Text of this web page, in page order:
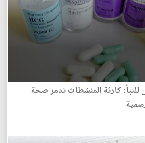
للنبأ: كارثة المنشطات تدمر صحة